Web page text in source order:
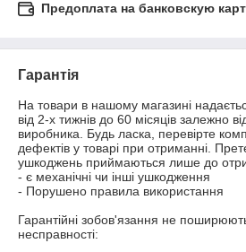
Предоплата на банковскую
Гарантія
На товари в нашому магазині
від 2-х тижнів до 60 місяців залежно
виробника. Будь ласка, перевірте
дефектів у товарі при отриманні.
ушкоджень приймаються лише до
- є механічні чи інші ушкодження
- Порушено правила використання
Гарантійні зобов'язання не
несправності: